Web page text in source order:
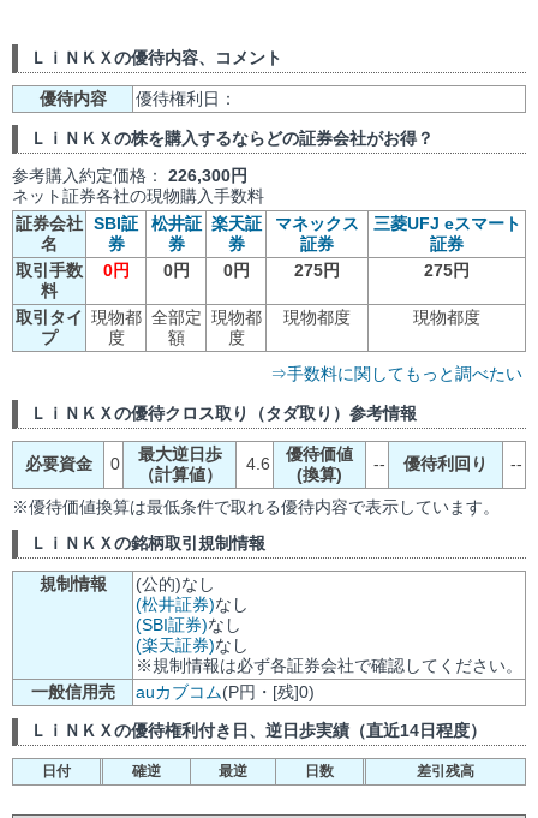
ＬｉＮＫＸの優待内容、コメント
優待内容 優待権利日：
ＬｉＮＫＸの株を購入するならどの証券会社がお得？
参考購入約定価格： 226,300円
ネット証券各社の現物購入手数料
証券会社
名
SBI証
券
松井証
券
楽天証
券
マネックス
証券
三菱UFJ eスマート
証券
取引手数
料
0円 0円 0円 275円 275円
取引タイ
プ
現物都
度
全部定
額
現物都
度
現物都度 現物都度
⇒手数料に関してもっと調べたい
ＬｉＮＫＸの優待クロス取り（タダ取り）参考情報
必要資金 0
最大逆日歩
（計算値）
4.6
優待価値
(換算)
-- 優待利回り --
※優待価値換算は最低条件で取れる優待内容で表示しています。
ＬｉＮＫＸの銘柄取引規制情報
規制情報
(公的)なし
(松井証券)なし
(SBI証券)なし
(楽天証券)なし
※規制情報は必ず各証券会社で確認してください。
一般信用売
auカブコム(P円・[残]0)
ＬｉＮＫＸの優待権利付き日、逆日歩実績（直近14日程度）
日付 確逆 最逆 日数 差引残高